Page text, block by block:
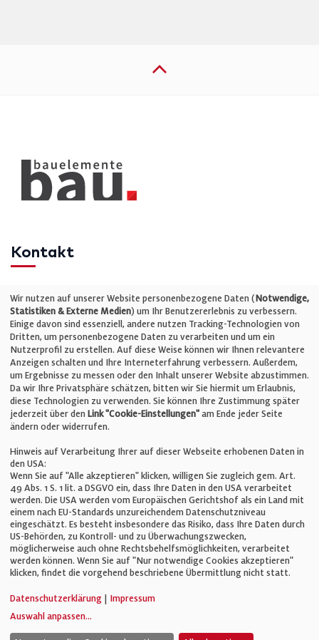
Kontakt
Telefon: +49 (0)711 2585563-0
E-Mail:info@bauelemente-bau.eu
Unternehmen
Impressum
Cookie-Einstellungen
AGB
© Verlag für Fachpublizistik GmbH
Wir nutzen auf unserer Website personenbezogene Daten (Notwendige,
Statistiken & Externe Medien) um Ihr Benutzererlebnis zu verbessern.
Einige davon sind essenziell, andere nutzen Tracking-Technologien von
Dritten, um personenbezogene Daten zu verarbeiten und um ein
Nutzerprofil zu erstellen. Auf diese Weise können wir Ihnen relevantere
Anzeigen schalten und Ihre Interneterfahrung verbessern. Außerdem,
um Ergebnisse zu messen oder den Inhalt unserer Website abzustimmen.
Da wir Ihre Privatsphäre schätzen, bitten wir Sie hiermit um Erlaubnis,
diese Technologien zu verwenden. Sie können Ihre Zustimmung später
jederzeit über den Link "Cookie-Einstellungen" am Ende jeder Seite
ändern oder widerrufen.
Hinweis auf Verarbeitung Ihrer auf dieser Webseite erhobenen Daten in
den USA:
Wenn Sie auf "Alle akzeptieren" klicken, willigen Sie zugleich gem. Art.
49 Abs. 1 S. 1 lit. a DSGVO ein, dass Ihre Daten in den USA verarbeitet
werden. Die USA werden vom Europäischen Gerichtshof als ein Land mit
einem nach EU-Standards unzureichendem Datenschutzniveau
eingeschätzt. Es besteht insbesondere das Risiko, dass Ihre Daten durch
US-Behörden, zu Kontroll- und zu Überwachungszwecken,
möglicherweise auch ohne Rechtsbehelfsmöglichkeiten, verarbeitet
werden können. Wenn Sie auf "Nur notwendige Cookies akzeptieren"
klicken, findet die vorgehend beschriebene Übermittlung nicht statt.
Datenschutzerklärung
Impressum
Auswahl anpassen...